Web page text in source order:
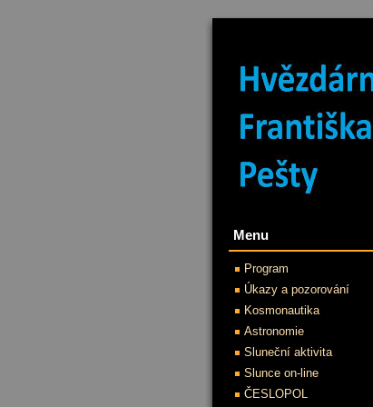
Menu
Program
Úkazy a pozorování
Kosmonautika
Astronomie
Sluneční aktivita
Slunce on-line
ČESLOPOL